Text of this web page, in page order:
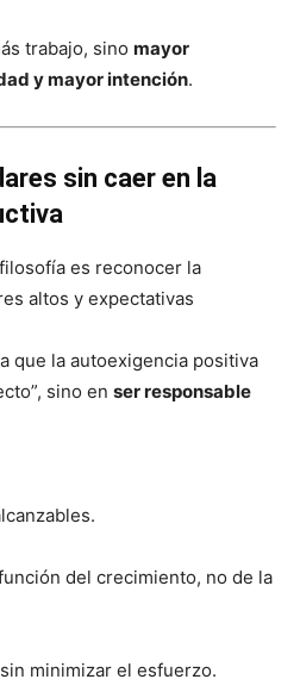
trabajo, sino mayor
y mayor intención.
sin caer en la
es reconocer la
altos y expectativas
que la autoexigencia positiva
sino en ser responsable
del crecimiento, no de la
minimizar el esfuerzo.